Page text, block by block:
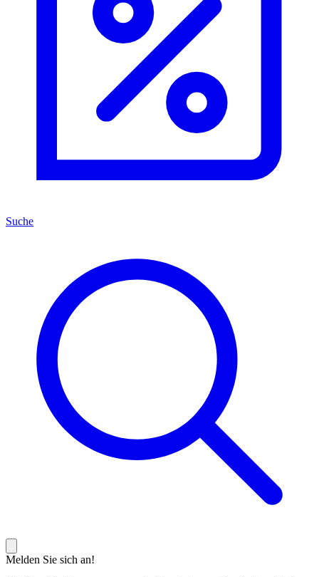
Suche
Melden Sie sich an!